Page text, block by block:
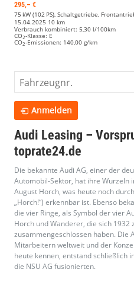
Audi Leasing –
toprate24.de
Die bekannte Audi AG, einer der
Automobil-Sektor, hat ihre
August Horch, was heute noch
„Horch!“) erkennbar ist. Ebenso
die vier Ringe, als Symbol der vier
Horch und Wanderer, die sich 1932
zusammengeschlossen haben. Die
Mitarbeitern weltweit und der
heute kennen, entstand schließlich
die NSU AG fusionierten.
295,– €
75 kW (102 PS), Schaltgetriebe,
15.04.2025 10 km
Verbrauch kombiniert: 5,30 l/100km
CO2-Klasse: E
CO2-Emissionen: 140,00 g/km
Fahrzeugnr.
Anmelden